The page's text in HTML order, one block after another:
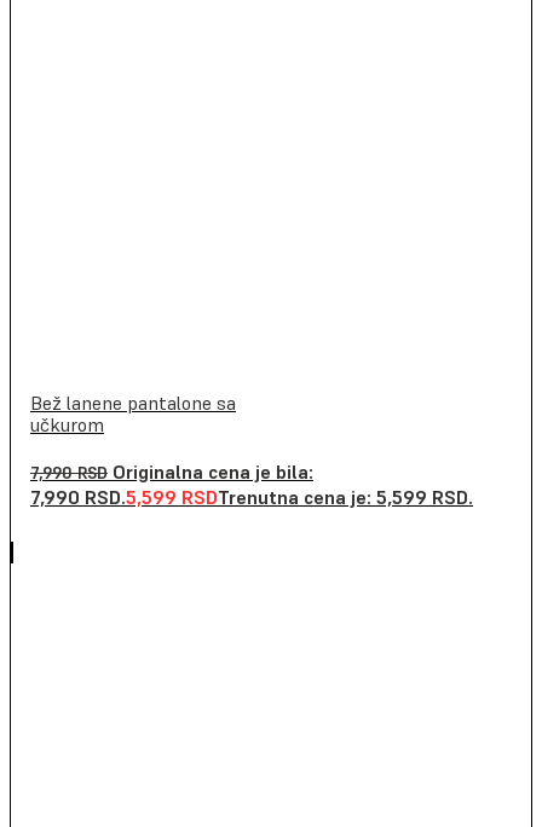
Bež lanene pantalone sa
učkurom
7,990RSD Originalna cena je bila:
7,990 RSD.5,599 RSDTrenutna cena je: 5,599 RSD.